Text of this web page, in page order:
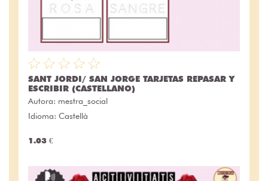
SANT JORDI/ SAN JORGE TARJETAS REPASAR Y
ESCRIBIR (CASTELLANO)
Autora: mestra_social
Idioma: Castellà
1.03 €